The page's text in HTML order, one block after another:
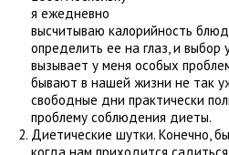
я ежедневно
высчитываю калорийность
определить ее на глаз, и выбор
вызывает у меня особых
бывают в нашей жизни не так
свободные дни практически
проблему соблюдения диеты.
Диетические шутки. Конечно,